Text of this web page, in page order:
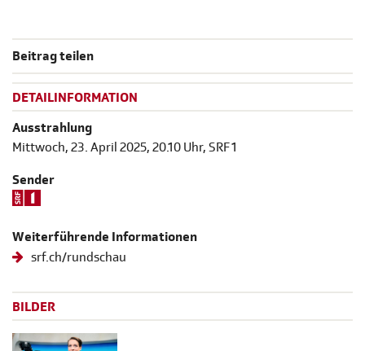
Beitrag teilen
DETAILINFORMATION
Ausstrahlung
Mittwoch, 23. April 2025, 20.10 Uhr, SRF 1
Sender
Weiterführende Informationen
srf.ch/rundschau
BILDER